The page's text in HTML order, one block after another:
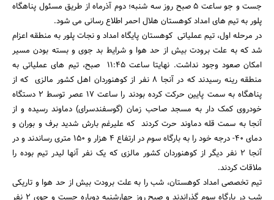
جستجو
جست و جو ساعت 5 صبح روز سه شنبه؛ دوم آذرماه از طریق مسئول پناهگاه
پلور به تیم های امداد کوهستان هلال احمر اطلاع رسانی می شود.
در مرحله اول، تیم عملیاتی کوهستان پایگاه امداد و نجات پلور به منطقه اعزام
شد که به علت برودت بیش از حد هوا و شرایط بد جوی و بسته بودن مسیر
امکان صعود وجود نداشت. نهایتا ساعت 11:45 صبح، تیم های عملیاتی به
منطقه رینه رسیدند که در آنجا 8 نفر از کوهنوردان اهل کشور مالزی که از
پناهگاه به سمت پایین حرکت کرده بودند را ساعت 17 عصر توسط 2 دستگاه
خودروی کمک دار به مسجد صاحب زمان (گوسفندسرای) دماوند رسیده و از
آنجا به سمت قله دماوند حرت کردند که علیرغم بارش شدید برف و بوران و
دمای 40- درجه خود را به بارگاه سوم در ارتفاع 4 هزار و 150 متری رساندند و در
آنجا 2 نفر دیگر از کوهنوردان کشور مالزی که یک نفر آنها لیدر تیم بوده را
ملاقات کردند.
تیم تخصصی امداد کوهستان، شب را به علت برودت بیش از حد هوا و تاریکی